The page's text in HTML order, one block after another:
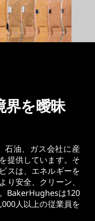
界を曖昧
石油、ガス会社に産
提供しています。そ
スは、エネルギーを
り安全、クリーン、
BakerHughesは120
人以上の従業員を